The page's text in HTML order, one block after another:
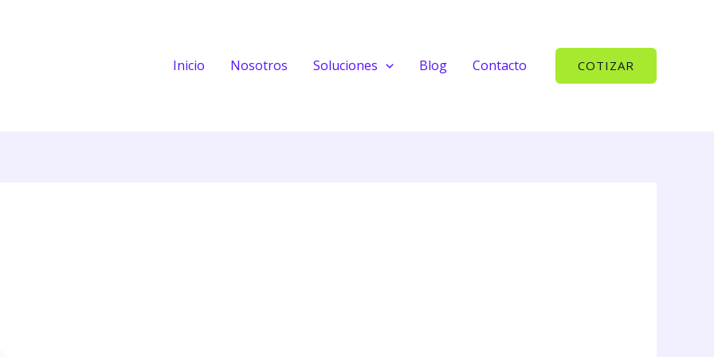
Inicio
Nosotros Soluciones Blog Contacto COTIZAR